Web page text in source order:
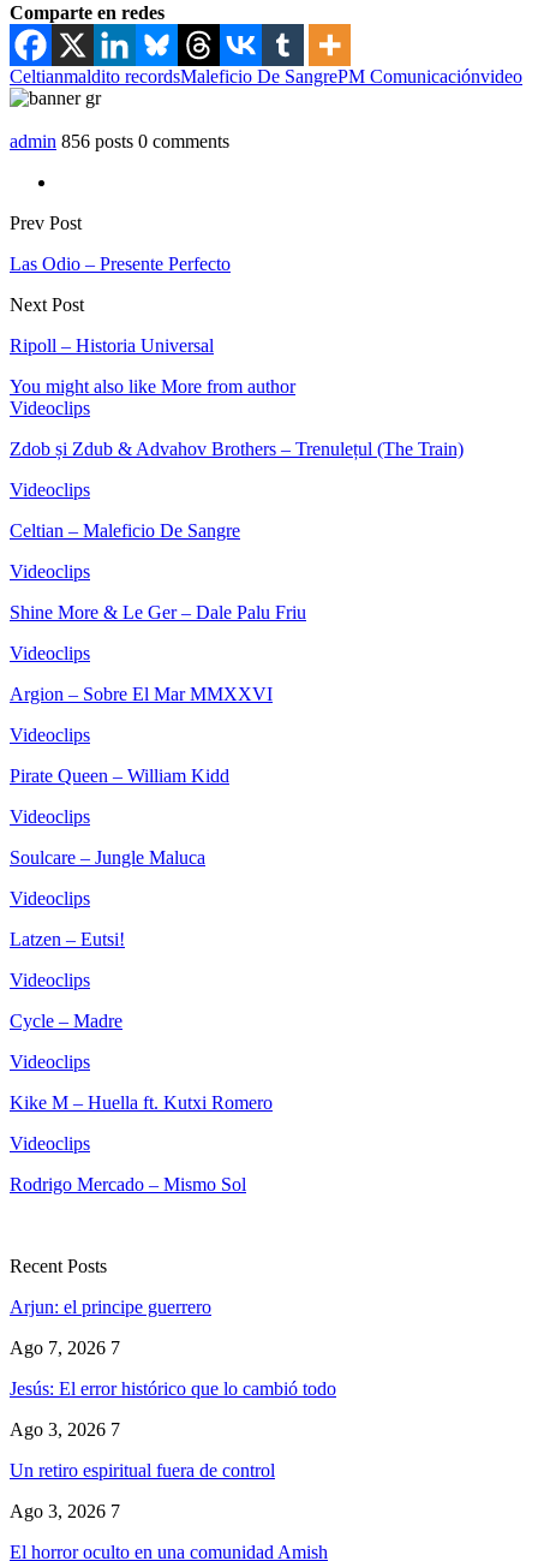
Comparte en redes
Celtianmaldito recordsMaleficio De SangrePM Comunicaciónvideo
admin 856 posts 0 comments
Prev Post
Las Odio – Presente Perfecto
Next Post
Ripoll – Historia Universal
You might also like More from author
Videoclips
Zdob și Zdub & Advahov Brothers – Trenulețul (The Train)
Videoclips
Celtian – Maleficio De Sangre
Videoclips
Shine More & Le Ger – Dale Palu Friu
Videoclips
Argion – Sobre El Mar MMXXVI
Videoclips
Pirate Queen – William Kidd
Videoclips
Soulcare – Jungle Maluca
Videoclips
Latzen – Eutsi!
Videoclips
Cycle – Madre
Videoclips
Kike M – Huella ft. Kutxi Romero
Videoclips
Rodrigo Mercado – Mismo Sol
Recent Posts
Arjun: el principe guerrero
Ago 7, 2026 7
Jesús: El error histórico que lo cambió todo
Ago 3, 2026 7
Un retiro espiritual fuera de control
Ago 3, 2026 7
El horror oculto en una comunidad Amish